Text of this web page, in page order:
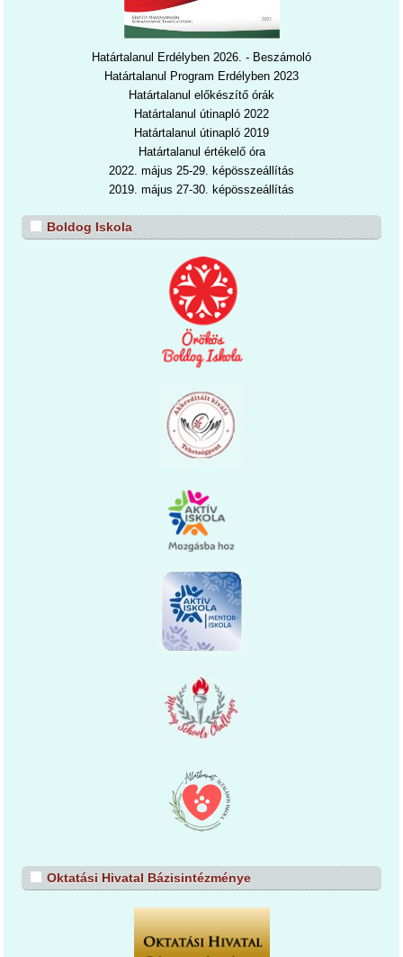
Határtalanul Erdélyben 2026. - Beszámoló
Határtalanul Program Erdélyben 2023
Határtalanul előkészítő órák
Határtalanul útinapló 2022
Határtalanul útinapl ó 2019
Határtalanul értékelő óra
2022. május 25-29. képösszeállítás
2019. május 27-30. képösszeállítás
Boldog Iskola
Oktatási Hivatal Bázisintézménye